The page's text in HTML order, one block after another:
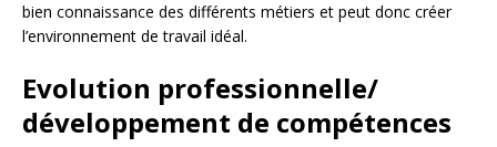
bien connaissance des différents métiers et peut donc créer
l’environnement de travail idéal.
Evolution professionnelle/
développement de compétences